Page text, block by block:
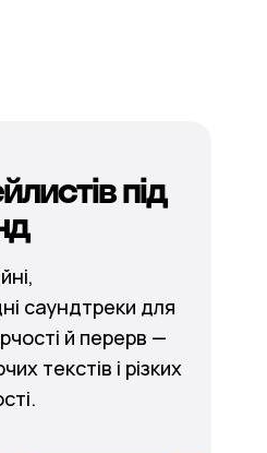
під
саундтреки для
й перерв —
текстів і різких